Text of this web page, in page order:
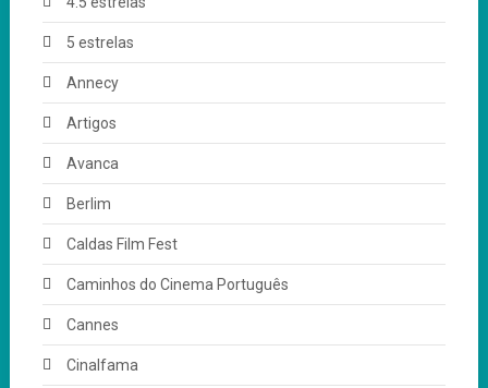
5 estrelas
Annecy
Artigos
Avanca
Berlim
Caldas Film Fest
Caminhos do Cinema Português
Cannes
Cinalfama